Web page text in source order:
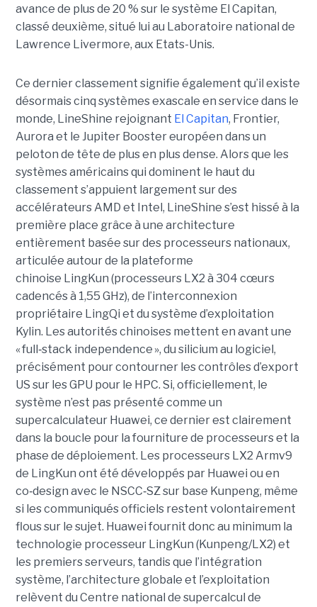
avance de plus de 20 % sur le système El Capitan,
classé deuxième, situé lui au Laboratoire national de
Lawrence Livermore, aux Etats-Unis.
Ce dernier classement signifie également qu’il existe
désormais cinq systèmes exascale en service dans le
monde, LineShine rejoignant El Capitan, Frontier,
Aurora et le Jupiter Booster européen dans un
peloton de tête de plus en plus dense. Alors que les
systèmes américains qui dominent le haut du
classement s’appuient largement sur des
accélérateurs AMD et Intel, LineShine s’est hissé à la
première place grâce à une architecture
entièrement basée sur des processeurs nationaux,
articulée autour de la plateforme
chinoise LingKun (processeurs LX2 à 304 cœurs
cadencés à 1,55 GHz), de l’interconnexion
propriétaire LingQi et du système d’exploitation
Kylin. Les autorités chinoises mettent en avant une
« full‑stack independence », du silicium au logiciel,
précisément pour contourner les contrôles d’export
US sur les GPU pour le HPC. Si, officiellement, le
système n’est pas présenté comme un
supercalculateur Huawei, ce dernier est clairement
dans la boucle pour la fourniture de processeurs et la
phase de déploiement. Les processeurs LX2 Armv9
de LingKun ont été développés par Huawei ou en
co‑design avec le NSCC‑SZ sur base Kunpeng, même
si les communiqués officiels restent volontairement
flous sur le sujet. Huawei fournit donc au minimum la
technologie processeur LingKun (Kunpeng/LX2) et
les premiers serveurs, tandis que l’intégration
système, l’architecture globale et l’exploitation
relèvent du Centre national de supercalcul de